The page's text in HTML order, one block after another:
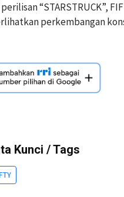
“STARSTRUCK”,
perkembangan
Kunci / Tags